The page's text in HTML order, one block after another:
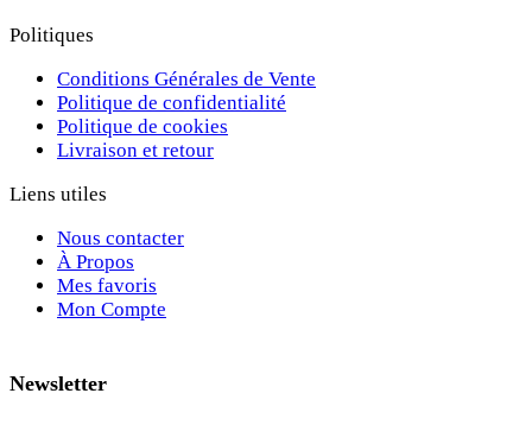
Politiques
Conditions Générales de Vente
Politique de confidentialité
Politique de cookies
Livraison et retour
Liens utiles
Nous contacter
À Propos
Mes favoris
Mon Compte
Newsletter